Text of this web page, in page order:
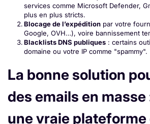
services comme Microsoft Defender,
plus en plus stricts.
Blocage de l’expédition par votre
Google, OVH…), voire bannissement
Blacklists DNS publiques : certains
domaine ou votre IP comme "spammy".
La bonne solution
des emails en
une vraie plateforme